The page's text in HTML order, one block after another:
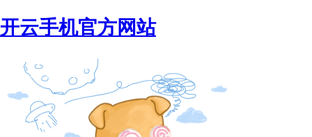
开云手机官方网站